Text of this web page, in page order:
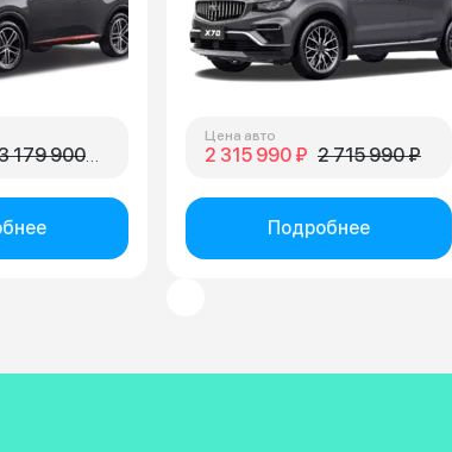
179 900 ₽
Цена авто
2 315 990 ₽ 2 715 990 ₽
Подробнее